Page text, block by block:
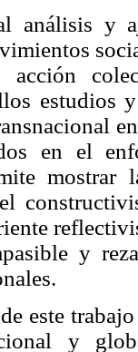
análisis y
estudios
en el
mostrar
y
este
y